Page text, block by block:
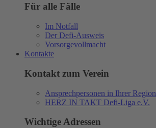
Für alle Fälle
Im Notfall
Der Defi-Ausweis
Vorsorgevollmacht
Kontakte
Kontakt zum Verein
Ansprechpersonen in Ihrer Region
HERZ IN TAKT Defi-Liga e.V.
Wichtige Adressen